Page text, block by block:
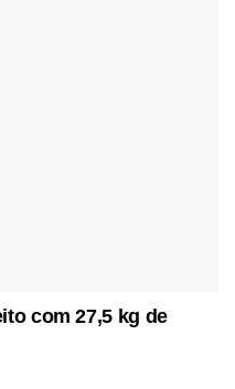
com 27,5 kg de